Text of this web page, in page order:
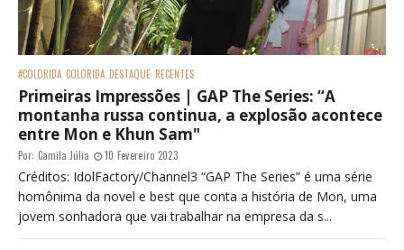
#COLORIDA COLORIDA DESTAQUE RECENTES
Primeiras Impressões | GAP The Series: “A
montanha russa continua, a explosão acontece
entre Mon e Khun Sam"
Por: Camila Júlia 10 Fevereiro 2023
Créditos: IdolFactory/Channel3 “GAP The Series” é uma série
homônima da novel e best que conta a história de Mon, uma
jovem sonhadora que vai trabalhar na empresa da s...